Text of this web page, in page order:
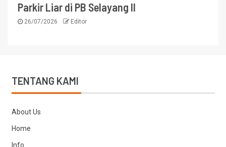
Parkir Liar di PB Selayang II
26/07/2026 Editor
TENTANG KAMI
About Us
Home
Info